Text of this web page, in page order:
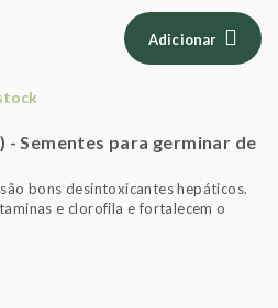
Adicionar
- Sementes para germinar de
bons desintoxicantes hepáticos.
e clorofila e fortalecem o
sementes não só se